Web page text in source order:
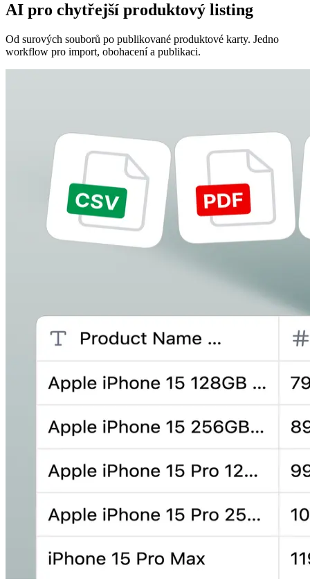
AI pro chytřejší produktový listing
Od surových souborů po publikované produktové karty. Jedno
workflow pro import, obohacení a publikaci.